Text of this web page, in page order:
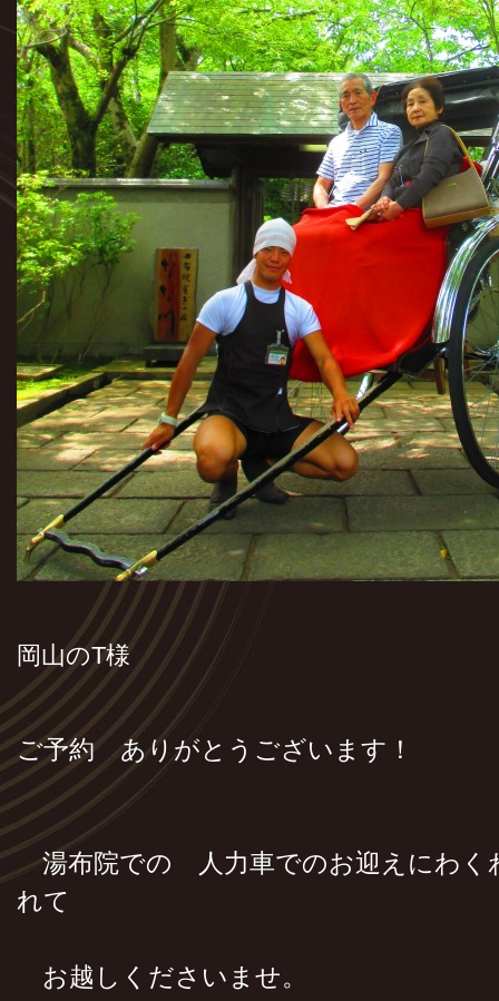
岡山のT様
ご予約 ありがとうございます！
湯布院での 人力車でのお迎えにわく
れて
お越しくださいませ。